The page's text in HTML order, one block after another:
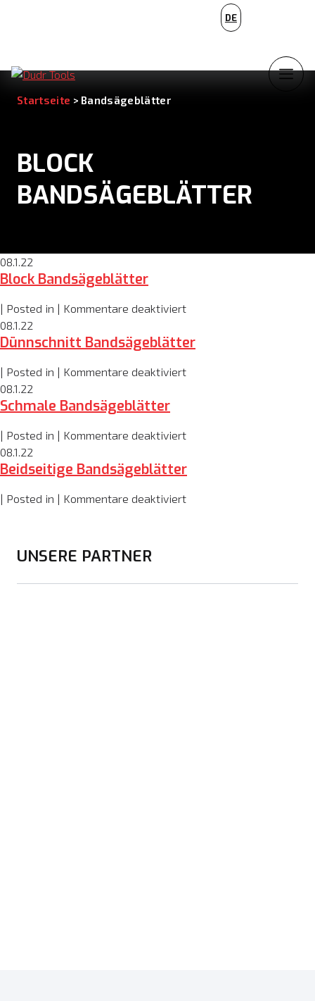
DE
Startseite > Bandsägeblätter
BLOCK
BANDSÄGEBLÄTTER
08.1.22
Block Bandsägeblätter
| Posted in | Kommentare deaktiviertfür
Bandsägeblätter
08.1.22
Dünnschnitt Bandsägeblätter
| Posted in | Kommentare deaktiviertfür
08.1.22
Schmale Bandsägeblätter
| Posted in | Kommentare deaktiviertfür
Bandsägeblätter
08.1.22
Beidseitige Bandsägeblätter
| Posted in | Kommentare deaktiviertfür
UNSERE PARTNER